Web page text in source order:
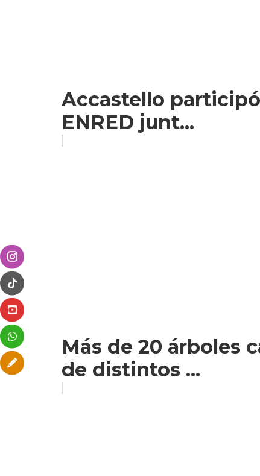
Accastello
ENRED junt...
Más de 20 árboles
de distintos ...